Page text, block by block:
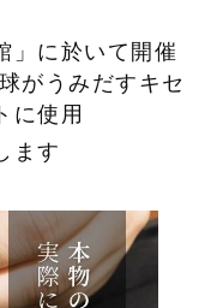
」に於いて開催
がうみだすキセ
に使用
ます